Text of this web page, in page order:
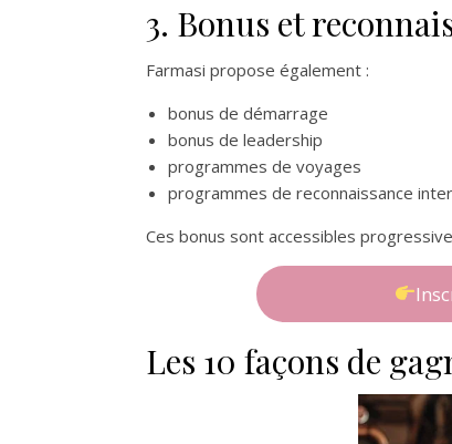
3. Bonus et
Farmasi propose également :
bonus de démarrage
bonus de leadership
programmes de voyages
programmes de reconnaissance
Ces bonus sont accessibles
Les 10 façons de